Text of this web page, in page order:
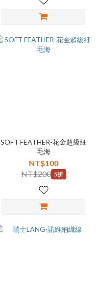
SOFT FEATHER-花金超級細
毛海
NT$100
NT$200 5折